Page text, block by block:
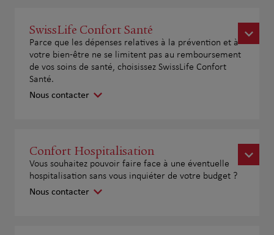
SwissLife Confort Santé
Parce que les dépenses relatives à la prévention et à
votre bien-être ne se limitent pas au remboursement
de vos soins de santé, choisissez SwissLife Confort
Santé.
Nous contacter
Confort Hospitalisation
Vous souhaitez pouvoir faire face à une éventuelle
hospitalisation sans vous inquiéter de votre budget ?
Nous contacter